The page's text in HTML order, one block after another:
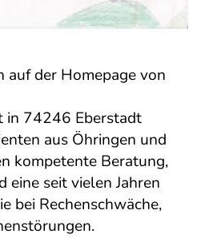
der Homepage von
in 74246 Eberstadt
aus Öhringen und
kompetente Beratung,
eine seit vielen Jahren
bei Rechenschwäche,